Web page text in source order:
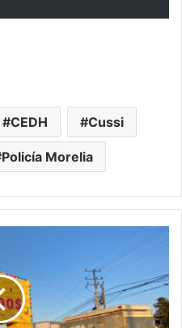
CEDH Cussi
Policía Morelia